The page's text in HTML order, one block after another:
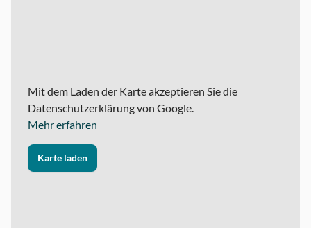
Mit dem Laden der Karte akzeptieren Sie die
Datenschutzerklärung von Google.
Mehr erfahren
Karte laden